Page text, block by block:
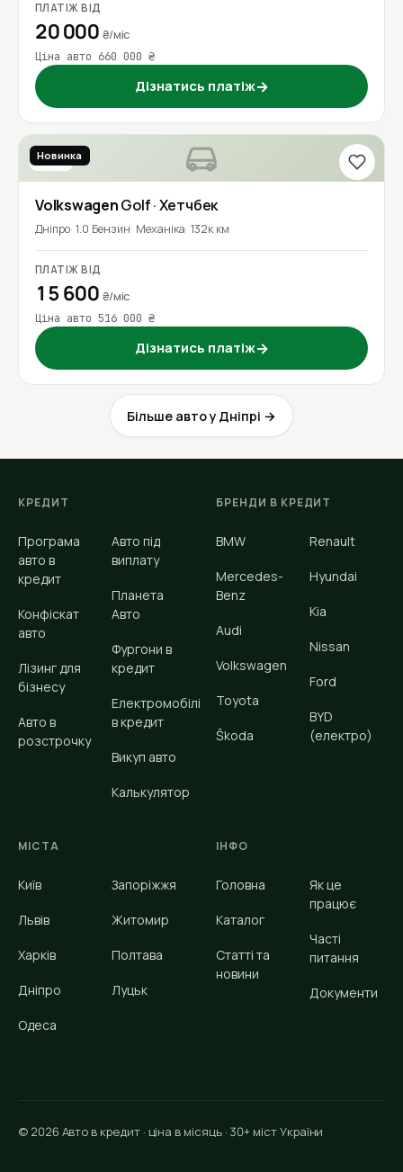
ПЛАТІЖ ВІД
20 000 ₴/міс
Ціна авто 660 000 ₴
Дізнатись платіж→
2018
Новинка
VolkswagenGolf· Хетчбек
Дніпро 1.0 Бензин Механіка 132к км
ПЛАТІЖ ВІД
15 600 ₴/міс
Ціна авто 516 000 ₴
Дізнатись платіж→
Більше авто у Дніпрі →
КРЕДИТ
Програма
авто в
кредит
Конфіскат
авто
Лізинг для
бізнесу
Авто в
розстрочку
Авто під
виплату
Планета
Авто
Фургони в
кредит
Електромобілі
в кредит
Викуп авто
Калькулятор
БРЕНДИ В КРЕДИТ
BMW
Mercedes-
Benz
Audi
Volkswagen
Toyota
Škoda
Renault
Hyundai
Kia
Nissan
Ford
BYD
(електро)
МІСТА
Київ
Львів
Харків
Дніпро
Одеса
Запоріжжя
Житомир
Полтава
Луцьк
ІНФО
Головна
Каталог
Статті та
новини
Як це
працює
Часті
питання
Документи
© 2026 Авто в кредит · ціна в місяць · 30+ міст України